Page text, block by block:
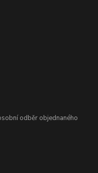
odběr objednaného